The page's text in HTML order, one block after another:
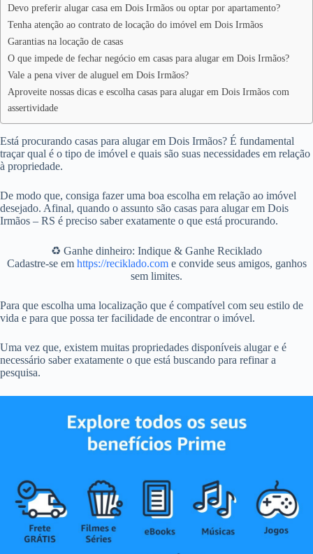
Devo preferir alugar casa em Dois Irmãos ou optar por apartamento?
Tenha atenção ao contrato de locação do imóvel em Dois Irmãos
Garantias na locação de casas
O que impede de fechar negócio em casas para alugar em Dois Irmãos?
Vale a pena viver de aluguel em Dois Irmãos?
Aproveite nossas dicas e escolha casas para alugar em Dois Irmãos com
assertividade
Está procurando casas para alugar em Dois Irmãos? É fundamental
traçar qual é o tipo de imóvel e quais são suas necessidades em relação
à propriedade.
De modo que, consiga fazer uma boa escolha em relação ao imóvel
desejado. Afinal, quando o assunto são casas para alugar em Dois
Irmãos – RS é preciso saber exatamente o que está procurando.
♻️ Ganhe dinheiro: Indique & Ganhe Reciklado
Cadastre-se em https://reciklado.come convide seus amigos, ganhos
sem limites.
Para que escolha uma localização que é compatível com seu estilo de
vida e para que possa ter facilidade de encontrar o imóvel.
Uma vez que, existem muitas propriedades disponíveis alugar e é
necessário saber exatamente o que está buscando para refinar a
pesquisa.